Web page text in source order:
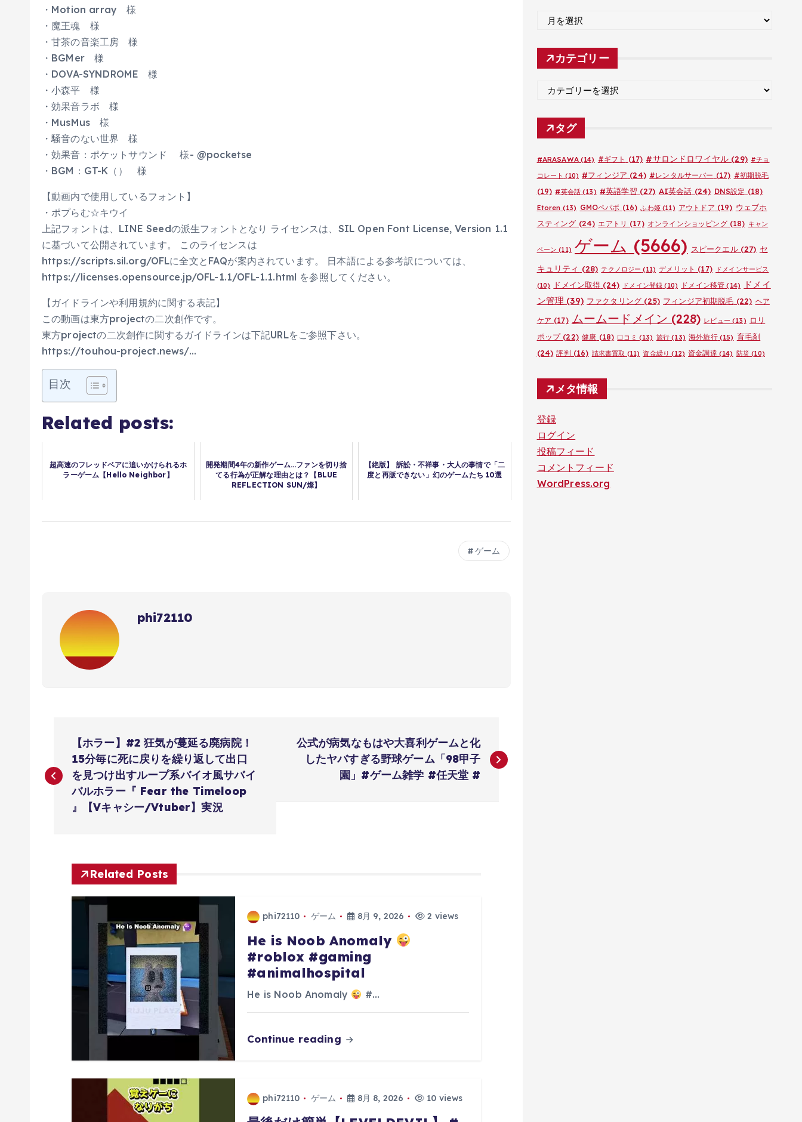
・Motion array 様
・魔王魂 様
・甘茶の音楽工房 様
・BGMer 様
・DOVA-SYNDROME 様
・小森平 様
・効果音ラボ 様
・MusMus 様
・騒音のない世界 様
・効果音：ポケットサウンド 様- @pocketse
・BGM：GT-K（） 様
【動画内で使用しているフォント】
・ポプらむ☆キウイ
上記フォントは、LINE Seedの派生フォントとなり ライセンスは、SIL Open Font License, Version 1.1
に基づいて公開されています。 このライセンスは
https://scripts.sil.org/OFLに全文とFAQが案内されています。 日本語による参考訳については、
https://licenses.opensource.jp/OFL-1.1/OFL-1.1.html を参照してください。
【ガイドラインや利用規約に関する表記】
この動画は東方projectの二次創作です。
東方projectの二次創作に関するガイドラインは下記URLをご参照下さい。
https://touhou-project.news/…
目次
Related posts:
超高速のフレッドベアに追いかけられるホ
ラーゲーム【Hello Neighbor】
開発期間4年の新作ゲーム…ファンを切り捨
てる行為が正解な理由とは？【BLUE
REFLECTION SUN/燦】
【絶版】 訴訟・不祥事・大人の事情で「二
度と再販できない」幻のゲームたち 10選
ゲーム
phi72110
稿
【ホラー】#2 狂気が蔓延る廃病院！
15分毎に死に戻りを繰り返して出口
を見つけ出すループ系バイオ風サバイ
バルホラー『 Fear the Timeloop
』【Vキャシー/Vtuber】実況
公式が病気なもはや大喜利ゲームと化
したヤバすぎる野球ゲーム「98甲子
園」#ゲーム雑学 #任天堂 #
Related Posts
phi72110 ゲーム 8月 9, 2026 2 views
He is Noob Anomaly
#roblox #gaming
#animalhospital
He is Noob Anomaly #…
Continue reading
phi72110 ゲーム 8月 8, 2026 10 views
カ
イ
カテゴリー
ゴ
リ
タグ
#ARASAWA(14) #ギフト (17) #サロンドロワイヤル (29) #チョ
コレート (10) #フィンジア (24) #レンタルサーバー (17) #初期脱毛
(19) #英会話 (13) #英語学習 (27) AI英会話 (24) DNS設定 (18)
Etoren (13) GMOペパボ (16) ふわ姫(11) アウトドア (19) ウェブホ
スティング (24) エアトリ (17) オンラインショッピング(18) キャン
ペーン (11) ゲーム (5666) スピークエル(27) セ
キュリティ (28) テクノロジー (11) デメリット (17)
ドメインサービス
(10)
ドメイン取得 (24) ドメイン登録 (10) ドメイン移管 (14)
ドメイ
ン管理 (39) ファクタリング (25) フィンジア初期脱毛 (22) ヘア
ケア (17) ムームードメイン (228) レビュー (13) ロリ
ポップ(22) 健康 (18) 口コミ (13) 旅行 (13) 海外旅行(15) 育毛剤
(24) 評判 (16) 請求書買取 (11) 資金繰り (12) 資金調達 (14) 防災 (10)
メタ情報
登録
ログイン
投稿フィード
コメントフィード
WordPress.org